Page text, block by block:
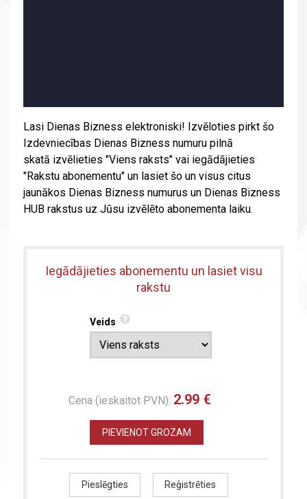
Lasi Dienas Bizness elektroniski! Izvēloties pirkt šo
Izdevniecības Dienas Bizness numuru pilnā
skatā izvēlieties "Viens raksts" vai iegādājieties
"Rakstu abonementu" un lasiet šo un visus citus
jaunākos Dienas Bizness numurus un Dienas Bizness
HUB rakstus uz Jūsu izvēlēto abonementa laiku.
Iegādājieties abonementu un lasiet visu
rakstu
Veids
Cena (ieskaitot PVN): 2.99 €
PIEVIENOT GROZAM
Pieslēgties Reģistrēties